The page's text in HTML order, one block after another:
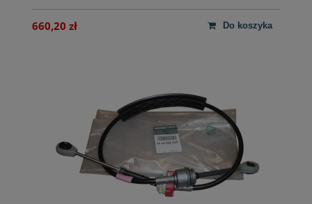
660,20 zł do koszyka